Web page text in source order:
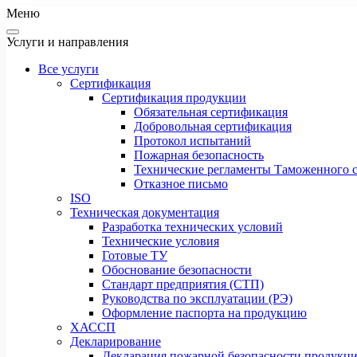
Меню
Услуги и направления
Все услуги
Сертификация
Сертификация продукции
Обязательная сертификация
Добровольная сертификация
Протокол испытаний
Пожарная безопасность
Технические регламенты Таможенного
Отказное письмо
ISO
Техническая документация
Разработка технических условий
Технические условия
Готовые ТУ
Обоснование безопасности
Стандарт предприятия (СТП)
Руководства по эксплуатации (РЭ)
Оформление паспорта на продукцию
ХАССП
Декларирование